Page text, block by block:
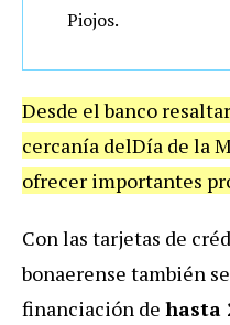
Piojos.
Desde el banco
cercanía delDía de la
ofrecer importantes
Con las tarjetas de
bonaerense también
financiación de hasta